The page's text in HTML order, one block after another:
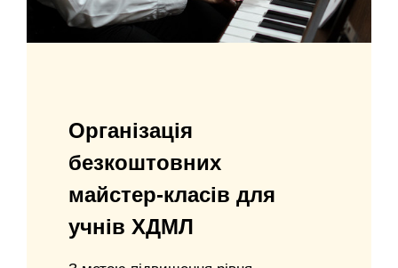
Організація
безкоштовних
майстер-класів для
учнів ХДМЛ